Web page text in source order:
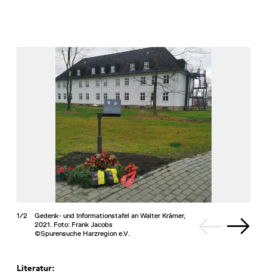
1/2
Gedenk- und Informationstafel an Walter Krämer,
2021. Foto: Frank Jacobs
©Spurensuche Harzregion e.V.
Literatur: